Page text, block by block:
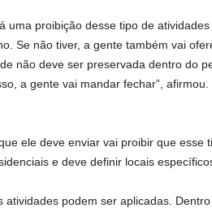
uma proibição desse tipo de
Se não tiver, a gente também vai
não deve ser preservada dentro do
a gente vai mandar fechar”, afirmou.
ele deve enviar vai proibir que esse
e deve definir locais
atividades podem ser aplicadas.